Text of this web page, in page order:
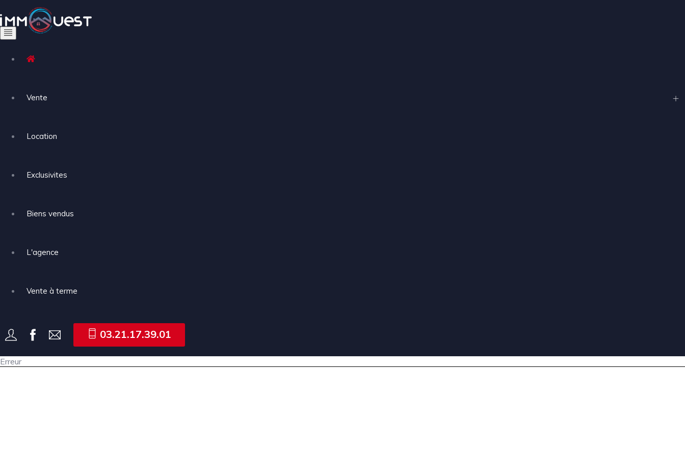
Vente
Location
Exclusivites
Biens vendus
L'agence
Vente à terme
03.21.17.39.01
Erreur